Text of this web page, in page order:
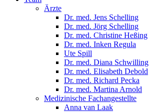
Ärzte
Dr. med. Jens Schelling
Dr. med. Jörg Schelling
Dr. med. Christine Heßing
Dr. med. Inken Regula
Ute Spill
Dr. med. Diana Schwilling
Dr. med. Elisabeth Debold
Dr. med. Richard Pecka
Dr. med. Martina Arnold
Medizinische Fachangestellte
Anna van Laak